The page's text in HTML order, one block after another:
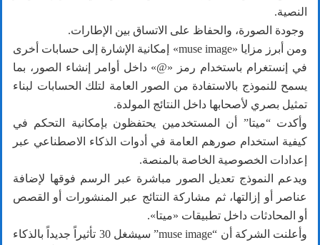
النصية.
وجودة الصورة، والحفاظ على الاتساق بين الإطارات.
ومن أبرز مزايا «muse image» إمكانية الإشارة إلى حسابات أخرى
في إنستغرام باستخدام رمز «@» داخل أوامر إنشاء الصور، بما
يسمح للنموذج بالاستفادة من الصور العامة لتلك الحسابات لبناء
تمثيل بصري لأصحابها داخل النتائج المولدة.
وأكدت “ميتا” أن المستخدمين يحتفظون بإمكانية التحكم في
كيفية استخدام صورهم العامة في أدوات الذكاء الاصطناعي عبر
إعدادات الخصوصية الخاصة بالمنصة.
ويدعم النموذج تعديل الصور مباشرة عبر الرسم فوقها لإضافة
عناصر أو إزالتها، ثم مشاركة النتائج عبر المنشورات أو القصص
أو المحادثات داخل تطبيقات «ميتا».
وأعلنت الشركة أن “muse image” سيشغل 30 تأثيراً جديداً بالذكاء